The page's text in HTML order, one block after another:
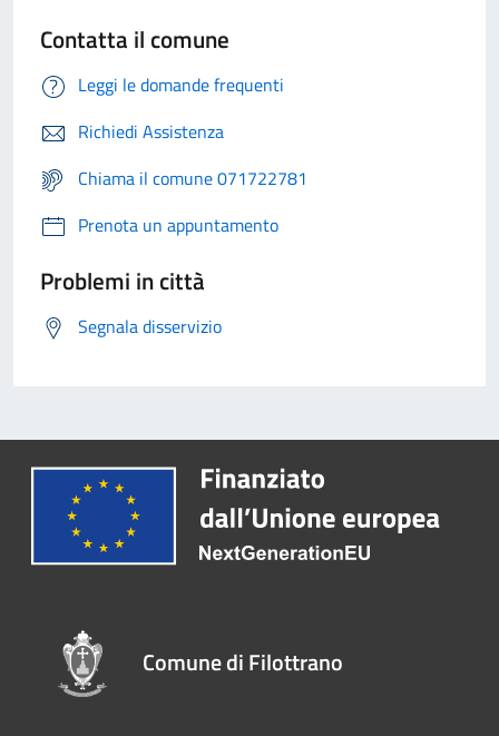
Contatta il comune
Leggi le domande frequenti
Richiedi Assistenza
Chiama il comune 071722781
Prenota un appuntamento
Problemi in città
Segnala disservizio
Comune di Filottrano